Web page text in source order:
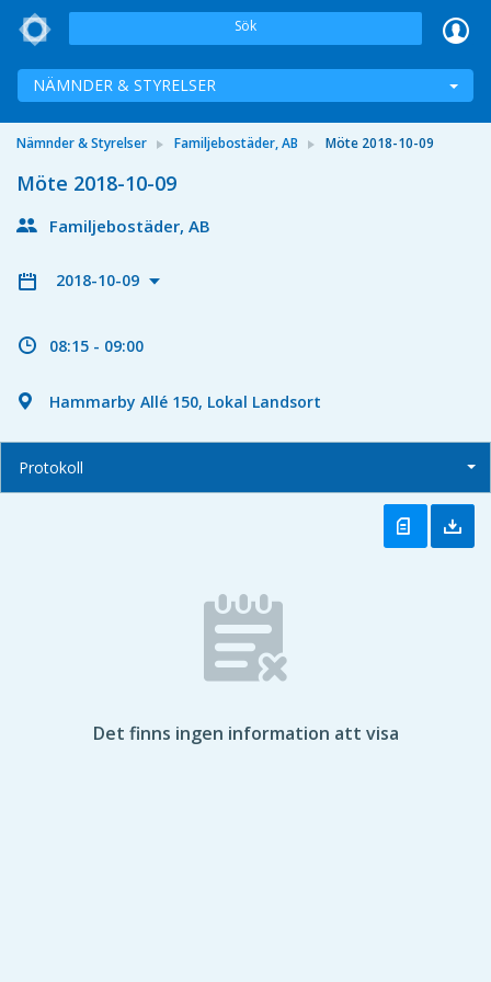
Sök
NÄMNDER & STYRELSER
Nämnder & Styrelser Familjebostäder, AB Möte 2018-10-09
Möte 2018-10-09
Familjebostäder, AB
2018-10-09
08:15 - 09:00
Hammarby Allé 150, Lokal Landsort
Protokoll
Det finns ingen information att visa